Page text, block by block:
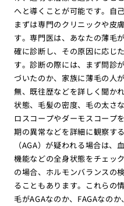
へと導くことが可能です。自
まずは専門のクリニックや皮
す。専門医は、あなたの薄毛
確に診断し、その原因に応じ
す。診断の際には、まず問診
づいたのか、家族に薄毛の人
無、既往歴などを詳しく聞か
状態、毛髪の密度、毛の太さ
ロスコープやダーモスコープ
期の異常などを詳細に観察す
（AGA）が疑われる場合は
機能などの全身状態をチェッ
の場合、ホルモンバランスの
ることもあります。これらの
毛がAGAなのか、FAGAなの